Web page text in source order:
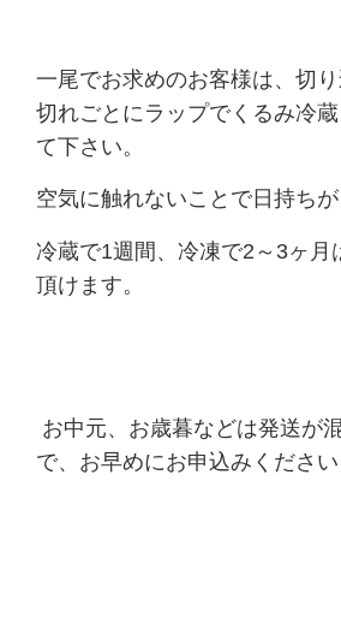
一尾でお求めのお客様は、切
切れごとにラップでくるみ冷
て下さい。
空気に触れないことで日持ちが
冷蔵で1週間、冷凍で2～3ヶ月
頂けます。
お中元、お歳暮などは発送が
で、お早めにお申込みください